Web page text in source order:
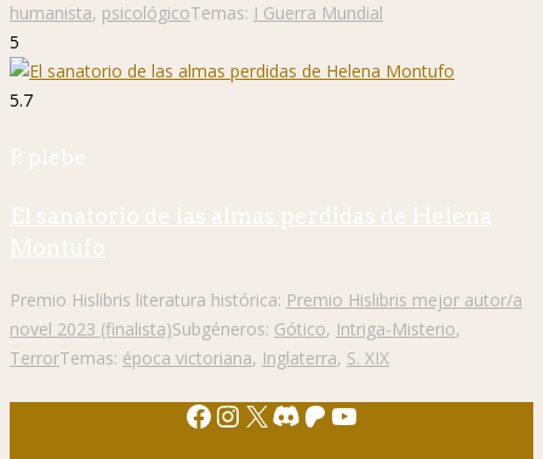
humanista, psicológicoTemas: I Guerra Mundial
5
5.7
P. plebe
El sanatorio de las almas perdidas de Helena
Montufo
Premio Hislibris literatura histórica: Premio Hislibris mejor autor/a
novel 2023 (finalista)Subgéneros: Gótico, Intriga-Misterio,
TerrorTemas: época victoriana, Inglaterra, S. XIX
Facebook
Instagram
X Discord
Patreon
YouTube